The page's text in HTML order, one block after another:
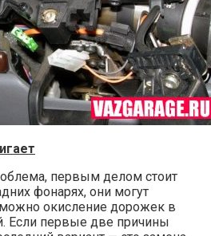
первым делом стоит
фонарях, они могут
окисление дорожек в
Если первые две причины